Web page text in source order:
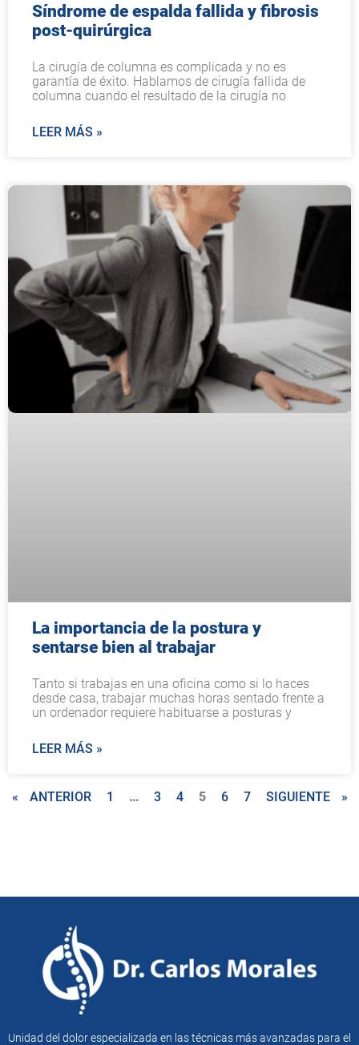
Síndrome de espalda fallida y fibrosis
post-quirúrgica
La cirugía de columna es complicada y no es
garantía de éxito. Hablamos de cirugía fallida de
columna cuando el resultado de la cirugía no
LEER MÁS »
La importancia de la postura y
sentarse bien al trabajar
Tanto si trabajas en una oficina como si lo haces
desde casa, trabajar muchas horas sentado frente a
un ordenador requiere habituarse a posturas y
LEER MÁS »
« ANTERIOR 1 … 3 4 5 6 7 SIGUIENTE »
Unidad del dolor especializada en las técnicas más avanzadas para el